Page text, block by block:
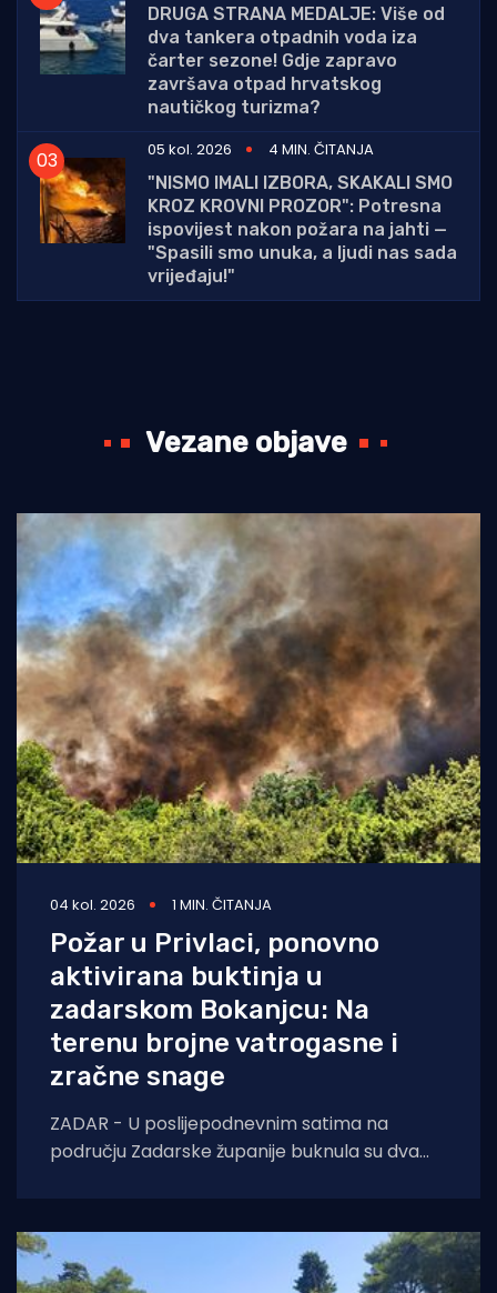
DRUGA STRANA MEDALJE: Više od
dva tankera otpadnih voda iza
čarter sezone! Gdje zapravo
završava otpad hrvatskog
nautičkog turizma?
05 kol. 2026
4 MIN. ČITANJA
"NISMO IMALI IZBORA, SKAKALI SMO
KROZ KROVNI PROZOR": Potresna
ispovijest nakon požara na jahti —
"Spasili smo unuka, a ljudi nas sada
vrijeđaju!"
Vezane objave
04 kol. 2026 1 MIN. ČITANJA
Požar u Privlaci, ponovno
aktivirana buktinja u
zadarskom Bokanjcu: Na
terenu brojne vatrogasne i
zračne snage
ZADAR - U poslijepodnevnim satima na
području Zadarske županije buknula su dva